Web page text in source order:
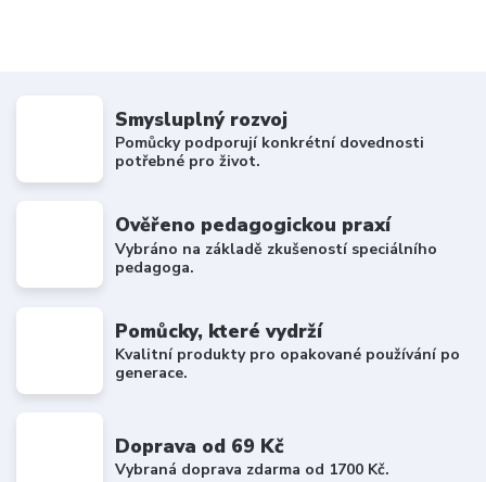
Smysluplný rozvoj
Pomůcky podporují konkrétní dovednosti
potřebné pro život.
Ověřeno pedagogickou praxí
Vybráno na základě zkušeností speciálního
pedagoga.
Pomůcky, které vydrží
Kvalitní produkty pro opakované používání po
generace.
Doprava od 69 Kč
Vybraná doprava zdarma od 1700 Kč.